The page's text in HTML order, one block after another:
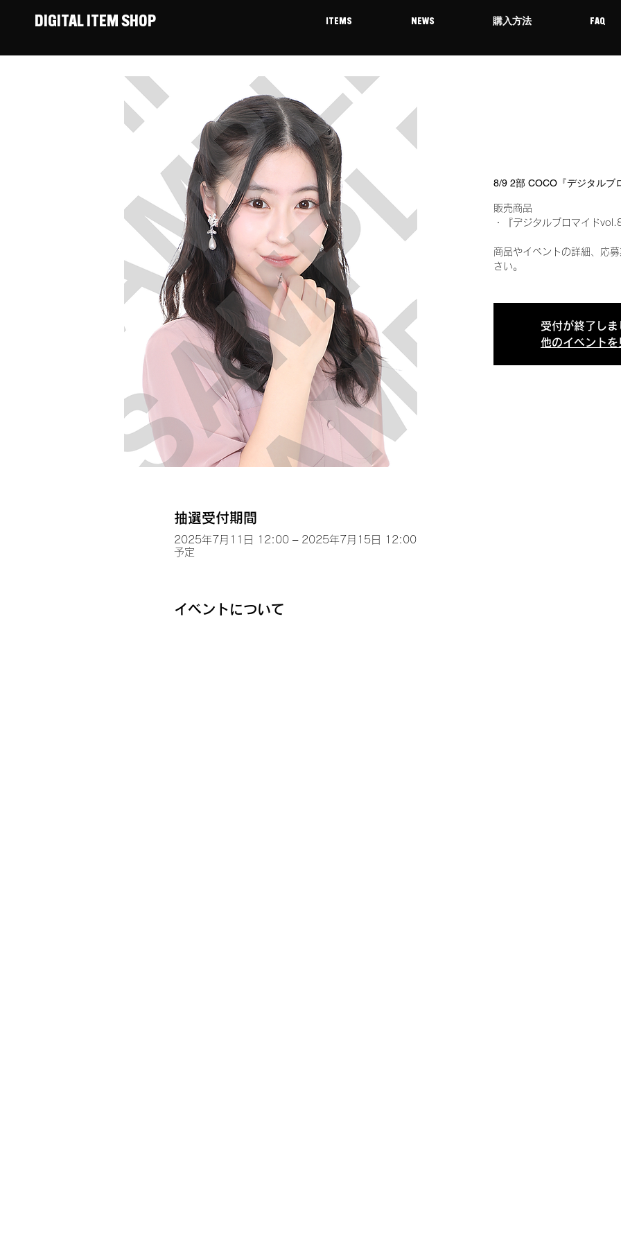
DIGITAL ITEM SHOP ITEMS NEWS 購入方法 FAQ
8/9 2部 COCO『デジタルブ
販売商品
・『デジタルブロマイド
商品やイベントの詳細、応
さい。
受付が終了しま
他のイベントを
抽選受付期間
2025年7月11日 12:00 – 2025年7月15日 12:00
予定
イベントについて